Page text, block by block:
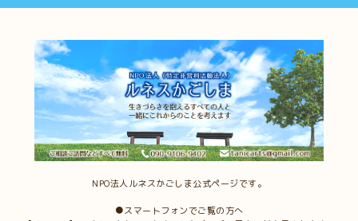
NPO法人ルネスかごしま公式ページです。
●スマートフォンでご覧の方へ